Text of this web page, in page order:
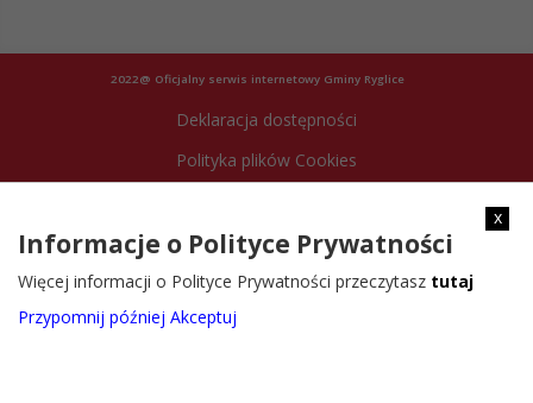
2022@ Oficjalny serwis internetowy Gminy Ryglice
Deklaracja dostępności
Polityka plików Cookies
x
Informacje o Polityce Prywatności
Więcej informacji o Polityce Prywatności przeczytasz tutaj
Przypomnij później Akceptuj